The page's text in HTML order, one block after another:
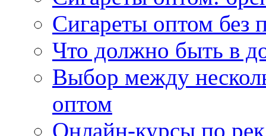
Сигареты оптом без
Что должно быть в
Выбор между
оптом
Онлайн-курсы по